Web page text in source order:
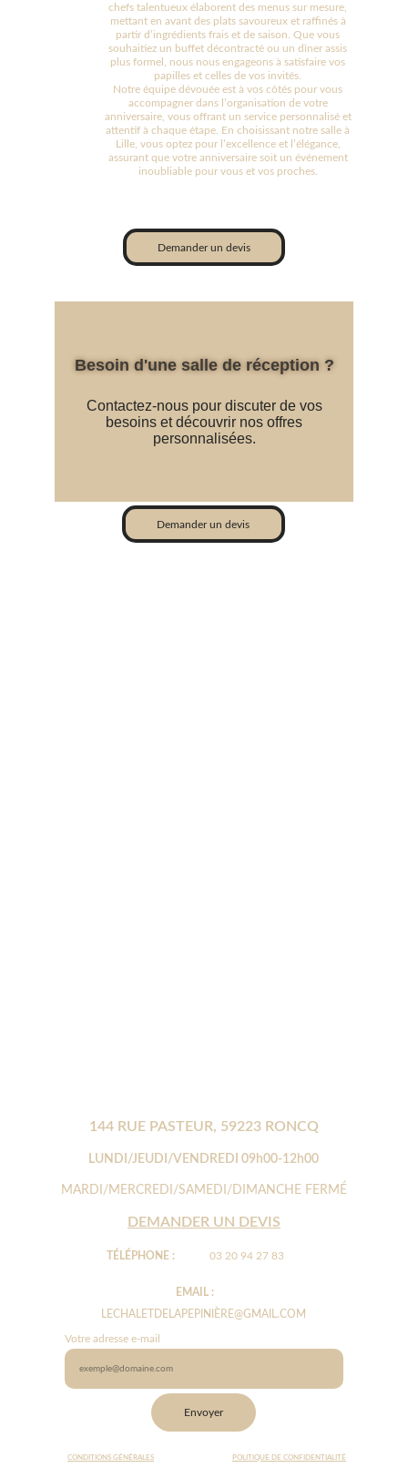
chefs talentueux élaborent des menus sur mesure,
mettant en avant des plats savoureux et raffinés à
partir d’ingrédients frais et de saison. Que vous
souhaitiez un buffet décontracté ou un dîner assis
plus formel, nous nous engageons à satisfaire vos
papilles et celles de vos invités.
Notre équipe dévouée est à vos côtés pour vous
accompagner dans l’organisation de votre
anniversaire, vous offrant un service personnalisé et
attentif à chaque étape. En choisissant notre salle à
Lille, vous optez pour l’excellence et l’élégance,
assurant que votre anniversaire soit un événement
inoubliable pour vous et vos proches.
Demander un devis
Demander un devis
144 RUE PASTEUR, 59223 RONCQ
EMAIL :
TÉLÉPHONE : 03 20 94 27 83
Votre adresse e-mail
Envoyer
LUNDI/JEUDI/VENDREDI 09h00-12h00
MARDI/MERCREDI/SAMEDI/DIMANCHE FERMÉ
DEMANDER UN DEVIS
LECHALETDELAPEPINIÈRE@GMAIL.COM
CONDITIONS GÉNÉRALES POLITIQUE DE CONFIDENTIALITÉ